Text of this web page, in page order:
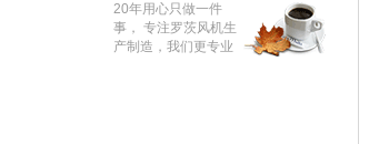
20年用心只做一件
事， 专注罗茨风机生
产制造，我们更专业